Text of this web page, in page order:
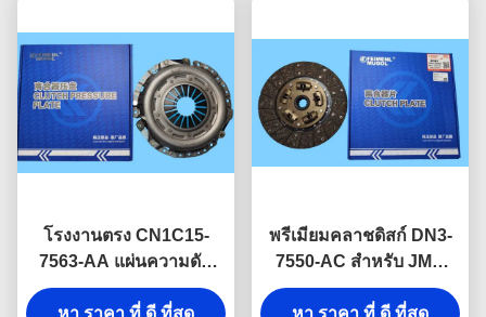
โรงงานตรง CN1C15-
7563-AA แผ่นความดัน
คลาชสําหรับ JMC
Baodian Euro III & Great
หา ราคา ที่ ดี ที่สุด
พรีเมียมคลาชดิสก์ DN3-
7550-AC สําหรับ JMC
N800 4D30 สําหรับการ
ติดต่อเกียร์เรียบและอายุ
หา ราคา ที่ ดี ที่สุด